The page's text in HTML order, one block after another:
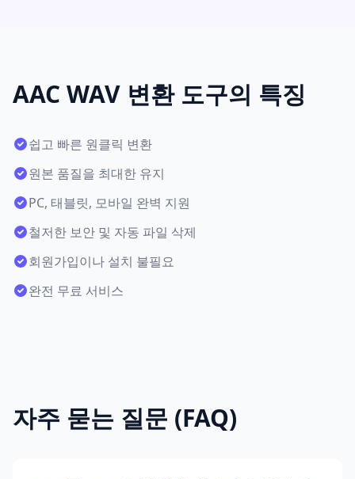
AAC WAV 변환 도구의 특징
쉽고 빠른 원클릭 변환
원본 품질을 최대한 유지
PC, 태블릿, 모바일 완벽 지원
철저한 보안 및 자동 파일 삭제
회원가입이나 설치 불필요
완전 무료 서비스
자주 묻는 질문 (FAQ)